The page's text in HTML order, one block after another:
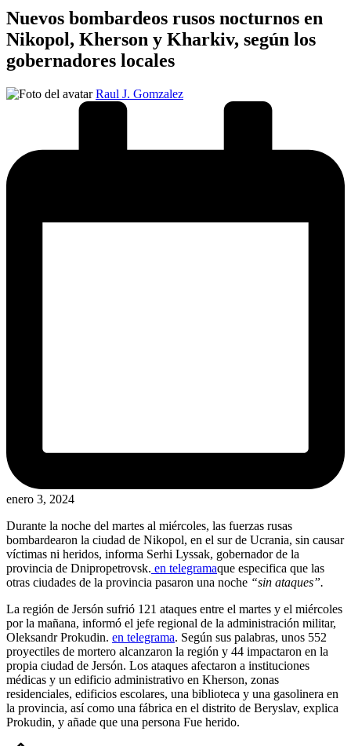
Nuevos bombardeos rusos nocturnos en
Nikopol, Kherson y Kharkiv, según los
gobernadores locales
Publicado
Raul J. Gomzalez
enero 3, 2024
Durante la noche del martes al miércoles, las fuerzas rusas
bombardearon la ciudad de Nikopol, en el sur de Ucrania, sin causar
víctimas ni heridos, informa Serhi Lyssak, gobernador de la
provincia de Dnipropetrovsk. en telegramaque especifica que las
otras ciudades de la provincia pasaron una noche “sin ataques”.
La región de Jersón sufrió 121 ataques entre el martes y el miércoles
por la mañana, informó el jefe regional de la administración militar,
Oleksandr Prokudin. en telegrama. Según sus palabras, unos 552
proyectiles de mortero alcanzaron la región y 44 impactaron en la
propia ciudad de Jersón. Los ataques afectaron a instituciones
médicas y un edificio administrativo en Kherson, zonas
residenciales, edificios escolares, una biblioteca y una gasolinera en
la provincia, así como una fábrica en el distrito de Beryslav, explica
Prokudin, y añade que una persona Fue herido.